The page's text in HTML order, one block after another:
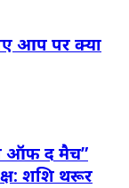
आप पर क्या
ऑफ द मैच”
शशि थरूर